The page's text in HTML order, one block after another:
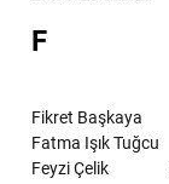
F
Fikret Başkaya
Fatma Işık Tuğcu
Feyzi Çelik